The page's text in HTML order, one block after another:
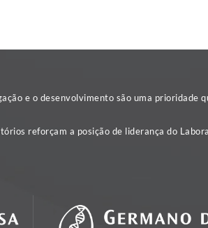
e o desenvolvimento são uma prioridade
reforçam a posição de liderança do